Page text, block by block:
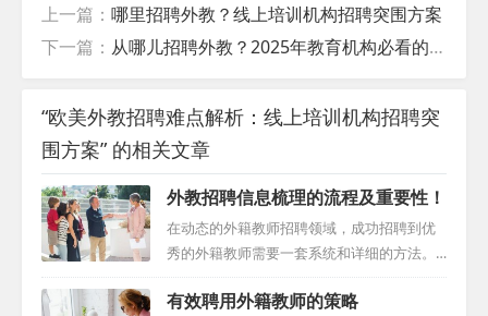
上一篇： 哪里招聘外教？线上培训机构招聘突围方案
下一篇： 从哪儿招聘外教？2025年教育机构必看的5大跨境渠道
“欧美外教招聘难点解析：线上培训机构招聘突
围方案” 的相关文章
外教招聘信息梳理的流程及重要性！
在动态的外籍教师招聘领域，成功招聘到优
秀的外籍教师需要一套系统和详细的方法。
无论您是经验丰富的招聘人员，还是即将成
为教师的应聘者，了解招聘过程的基本要素
有效聘用外籍教师的策略